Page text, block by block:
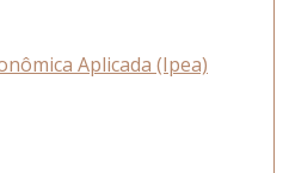
Aplicada (Ipea)